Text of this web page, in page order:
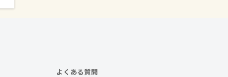
よくある質問